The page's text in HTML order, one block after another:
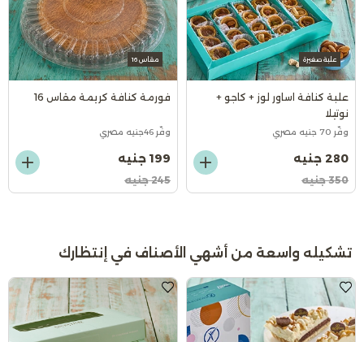
علبة صغيرة
علبة كنافة اساور لوز + كاجو +
نوتيلا
وفّر 70 جنيه مصري
280 جنيه
350 جنيه
مقاس 16
فورمة كنافة كريمة مقاس 16
وفّر 46جنيه مصري
199 جنيه
245 جنيه
تشكيله واسعة من أشهي الأصناف في إنتظارك